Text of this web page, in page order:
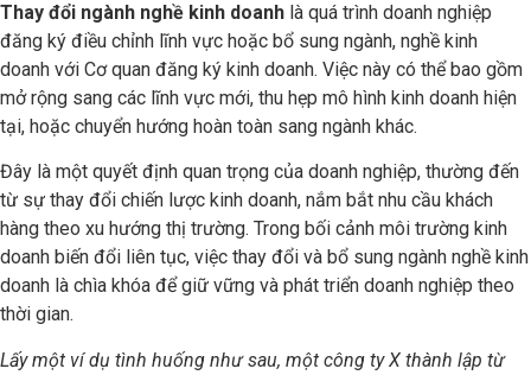
Thay đổi ngành nghề kinh doanh là quá trình doanh nghiệp
đăng ký điều chỉnh lĩnh vực hoặc bổ sung ngành, nghề kinh
doanh với Cơ quan đăng ký kinh doanh. Việc này có thể bao gồm
mở rộng sang các lĩnh vực mới, thu hẹp mô hình kinh doanh hiện
tại, hoặc chuyển hướng hoàn toàn sang ngành khác.
Đây là một quyết định quan trọng của doanh nghiệp, thường đến
từ sự thay đổi chiến lược kinh doanh, nắm bắt nhu cầu khách
hàng theo xu hướng thị trường. Trong bối cảnh môi trường kinh
doanh biến đổi liên tục, việc thay đổi và bổ sung ngành nghề kinh
doanh là chìa khóa để giữ vững và phát triển doanh nghiệp theo
thời gian.
Lấy một ví dụ tình huống như sau, một công ty X thành lập từ